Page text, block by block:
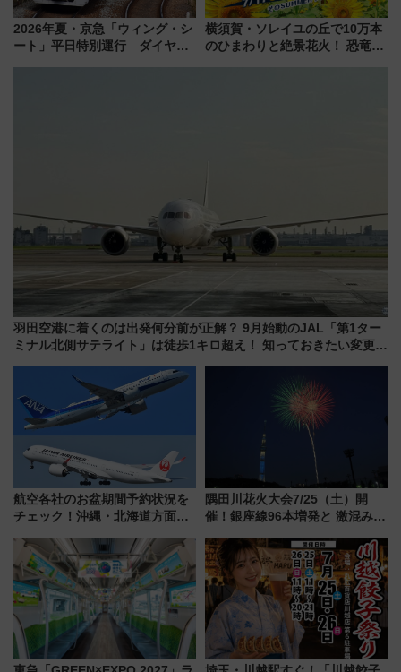
2026年夏・京急「ウィング・シ
ート」平日特別運行 ダイヤ・
横須賀・ソレイユの丘で10万本
のひまわりと絶景花火！ 恐竜や
羽田空港に着くのは出発何分前が正解？ 9月始動のJAL「第1ター
ミナル北側サテライト」は徒歩1キロ超え！ 知っておきたい変更点
航空各社のお盆期間予約状況を
チェック！沖縄・北海道方面は
日は？
隅田川花火大会7/25（土）開
催！銀座線96本増発と 激混みの
アクセス攻略法、2万発の花火が
都心の夜に！